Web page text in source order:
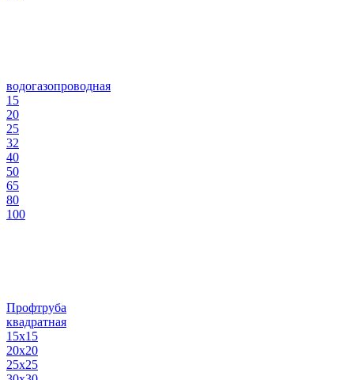
водогазопроводная
15
20
25
32
40
50
65
80
100
Профтруба
квадратная
15х15
20х20
25х25